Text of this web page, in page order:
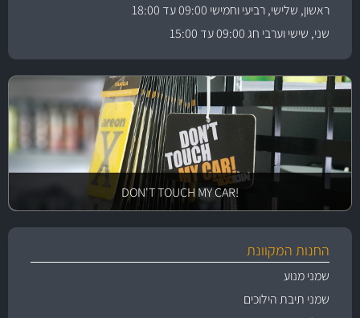
ראשון, שלישי, רביעי וחמישי 09:00 עד 18:00
שני, שישי וערבי חג 09:00 עד 15:00
!DON'T TOUCH MY CAR
החנות המקוונת
שמני מנוע
שמני תיבת הילוכים